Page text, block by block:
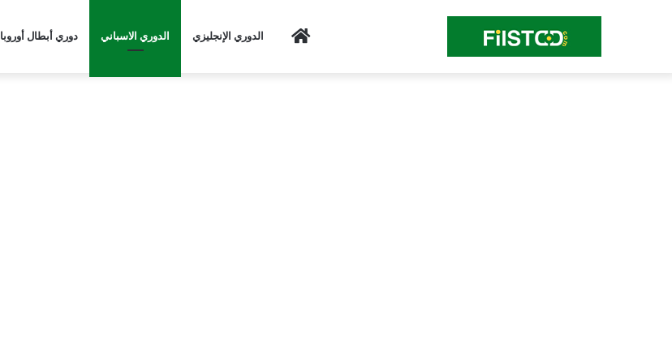
Home الدوري الإنجليزي الدوري الاسباني دوري أبطال أوروبا